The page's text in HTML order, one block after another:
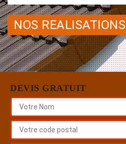
NOS REALISATIONS
DEVIS GRATUIT